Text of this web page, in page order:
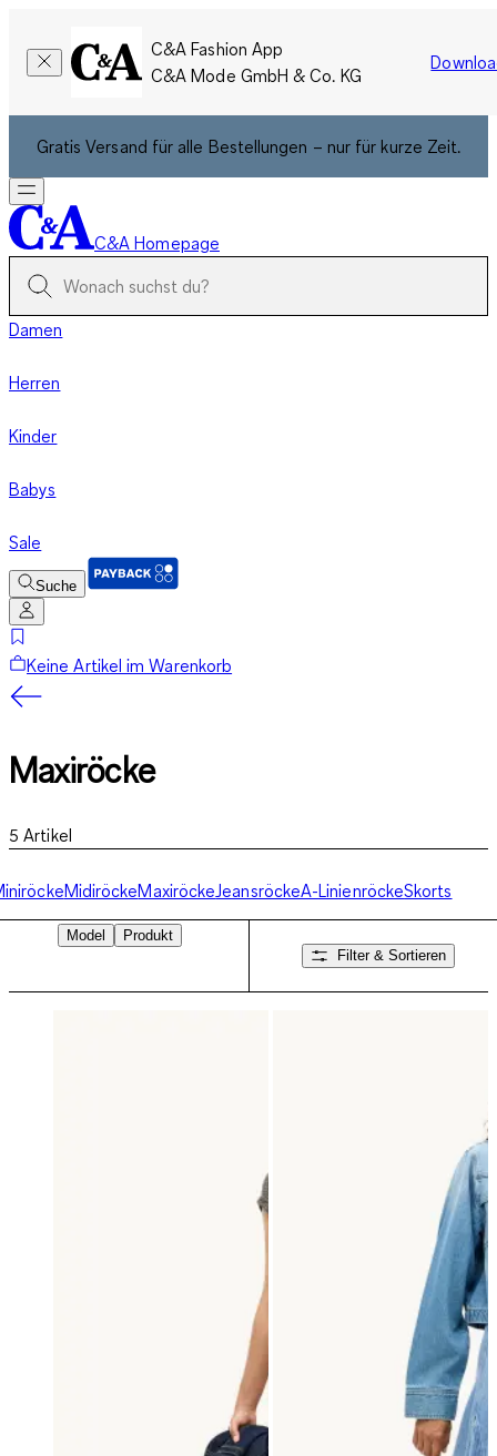
C&A Fashion App
C&A Mode GmbH & Co. KG
Gratis Versand für alle Bestellungen – nur für kurze Zeit.
C&A Homepage
Damen
Herren
Kinder
Babys
Sale
Suche
Keine Artikel im Warenkorb
Maxiröcke
5 Artikel
MidiröckeMaxiröcke JeansröckeA-LinienröckeSkorts
Model
Produkt
Filter & Sortieren